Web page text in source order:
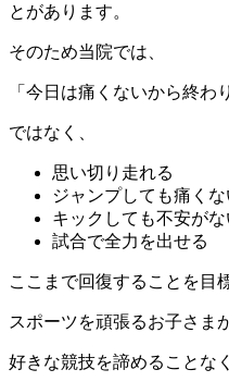
とがあります。
そのため当院では、
「今日は痛くないから終わ
ではなく、
思い切り走れる
ジャンプしても痛くな
キックしても不安がな
試合で全力を出せる
ここまで回復することを目
スポーツを頑張るお子さま
好きな競技を諦めることな